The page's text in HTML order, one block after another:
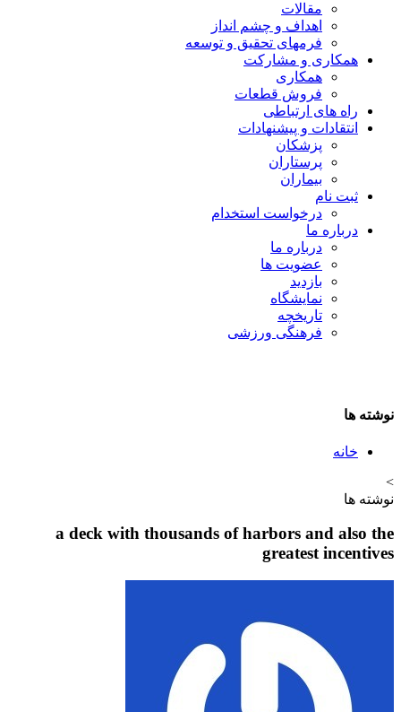
مقالات
اهداف و چشم انداز
فرمهای تحقیق و توسعه
همکاری و مشارکت
همکاری
فروش قطعات
راه های ارتباطی
انتقادات و پيشنهادات
پزشكان
پرستاران
بيماران
ثبت نام
درخواست استخدام
درباره ما
درباره ما
عضویت ها
بازدید
نمایشگاه
تاريخچه
فرهنگی ورزشی
نوشته ها
خانه
>
نوشته ها
a deck with thousands of harbors and also the
greatest incentives